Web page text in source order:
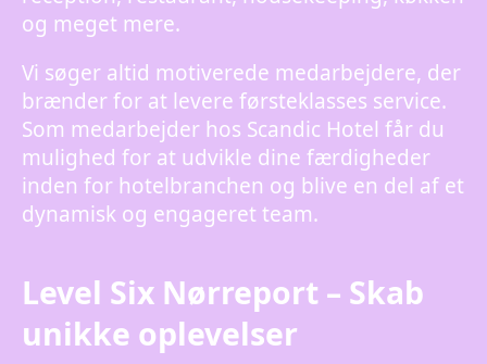
og meget mere.
Vi søger altid motiverede medarbejdere, der
brænder for at levere førsteklasses service.
Som medarbejder hos Scandic Hotel får du
mulighed for at udvikle dine færdigheder
inden for hotelbranchen og blive en del af et
dynamisk og engageret team.
Level Six Nørreport – Skab
unikke oplevelser